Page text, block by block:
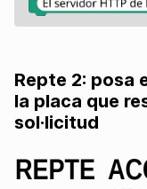
Repte 2: posa
la placa que
sol·licitud